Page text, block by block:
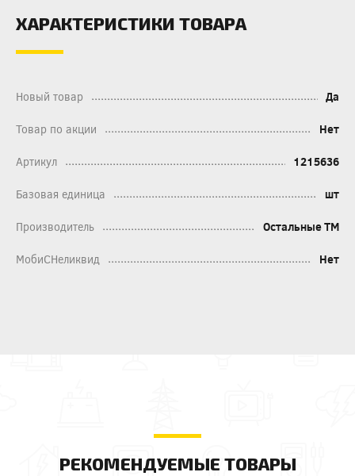
ХАРАКТЕРИСТИКИ ТОВАРА
Новый товар Да
Товар по акции Нет
Артикул 1215636
Базовая единица шт
Производитель Остальные ТМ
МобиСНеликвид Нет
РЕКОМЕНДУЕМЫЕ ТОВАРЫ